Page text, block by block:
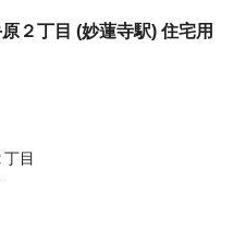
２丁目 (妙蓮寺駅) 住宅用
目